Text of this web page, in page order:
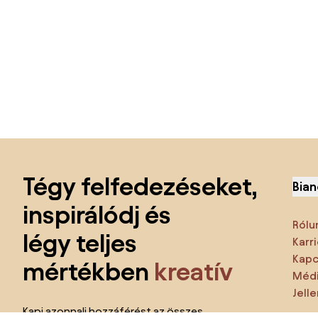
Tégy felfedezéseket,
inspirálódj és
légy teljes
mértékben kreatív
Kapj azonnali hozzáférést az összes